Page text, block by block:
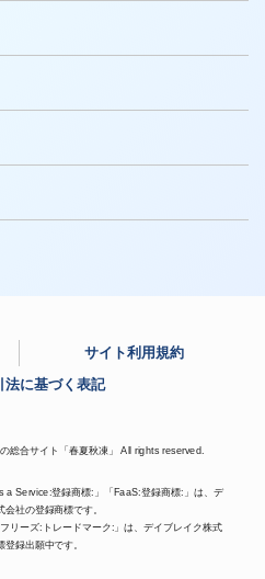
サイト利用規約
法に基づく表記
総合サイト「春夏秋凍」 All rights reserved.
a Service:登録商標:」「FaaS:登録商標:」は、デ
会社の登録商標です。
リーズ:トレードマーク:」は、デイブレイク株式
登録出願中です。